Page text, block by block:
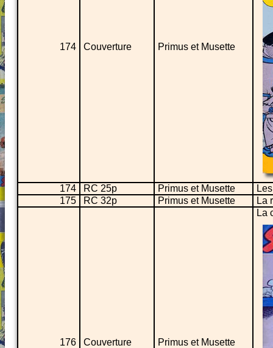
174 Couverture Primus et Musette
174 RC 25p Primus et Musette
175
RC 32p Primus et Musette La
176 Couverture Primus et Musette
La